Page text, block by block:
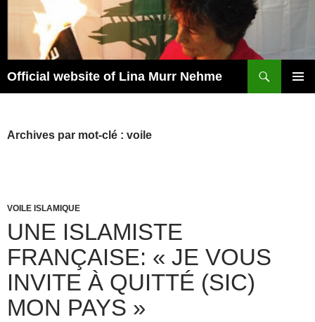
Official website of Lina Murr Nehme
Archives par mot-clé : voile
VOILE ISLAMIQUE
UNE ISLAMISTE
FRANÇAISE: « JE VOUS
INVITE À QUITTÉ (SIC)
MON PAYS »